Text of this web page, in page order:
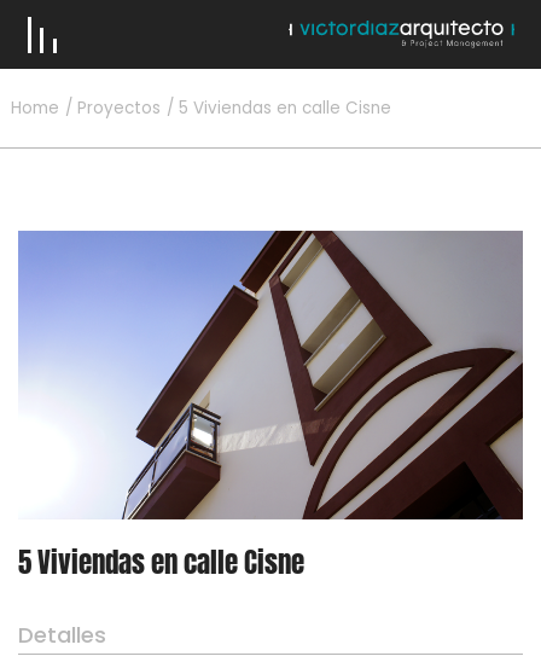
Home Proyectos 5 Viviendas en calle Cisne
5 Viviendas en calle Cisne
Detalles